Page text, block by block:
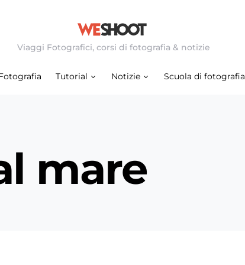
Viaggi Fotografici, corsi di fotografia & notizie
Tutorial Notizie Scuola di fotografia
mare